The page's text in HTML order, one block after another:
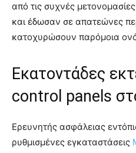
από τις συχνές
και έδωσαν σε απατεώνες
κατοχυρώσουν παρόμοια
Εκατοντάδες
control panels
Ερευνητής ασφάλειας
ρυθμισμένες εγκαταστάσεις